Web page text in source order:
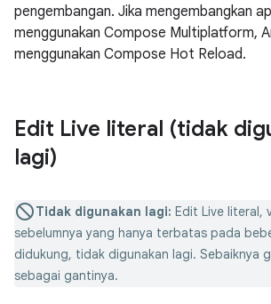
pengembangan. Jika mengembangkan
menggunakan Compose Multiplatform,
menggunakan Compose Hot Reload.
Edit Live literal (tidak
lagi)
Tidak digunakan lagi: Edit Live literal,
sebelumnya yang hanya terbatas pada
didukung, tidak digunakan lagi. Sebaiknya
sebagai gantinya.